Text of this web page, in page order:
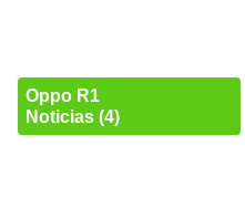
Oppo R1
Noticias (4)